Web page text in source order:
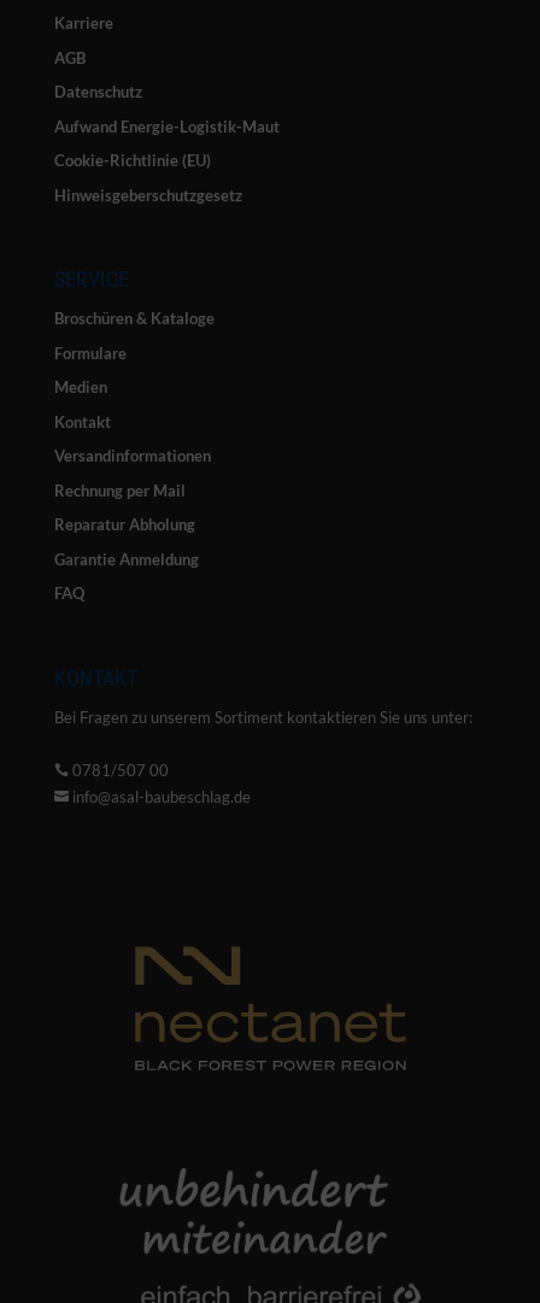
Karriere
AGB
Datenschutz
Aufwand Energie-Logistik-Maut
Cookie-Richtlinie (EU)
Hinweisgeberschutzgesetz
SERVICE
Broschüren & Kataloge
Formulare
Medien
Kontakt
Versandinformationen
Rechnung per Mail
Reparatur Abholung
Garantie Anmeldung
FAQ
KONTAKT
Bei Fragen zu unserem Sortiment kontaktieren Sie uns unter:
 0781/507 00
info@asal-baubeschlag.de